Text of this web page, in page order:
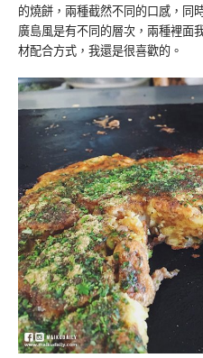
的燒餅，兩種截然不同的口感，同
廣島風是有不同的層次，兩種裡面
材配合方式，我還是很喜歡的。